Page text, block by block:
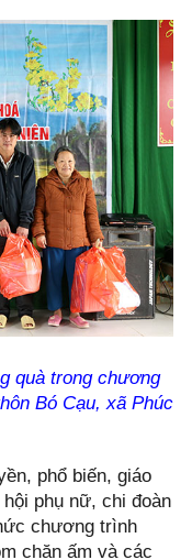
quà trong chương
Bó Cạu, xã Phúc
phổ biến, giáo
phụ nữ, chi đoàn
chương trình
chăn ấm và các